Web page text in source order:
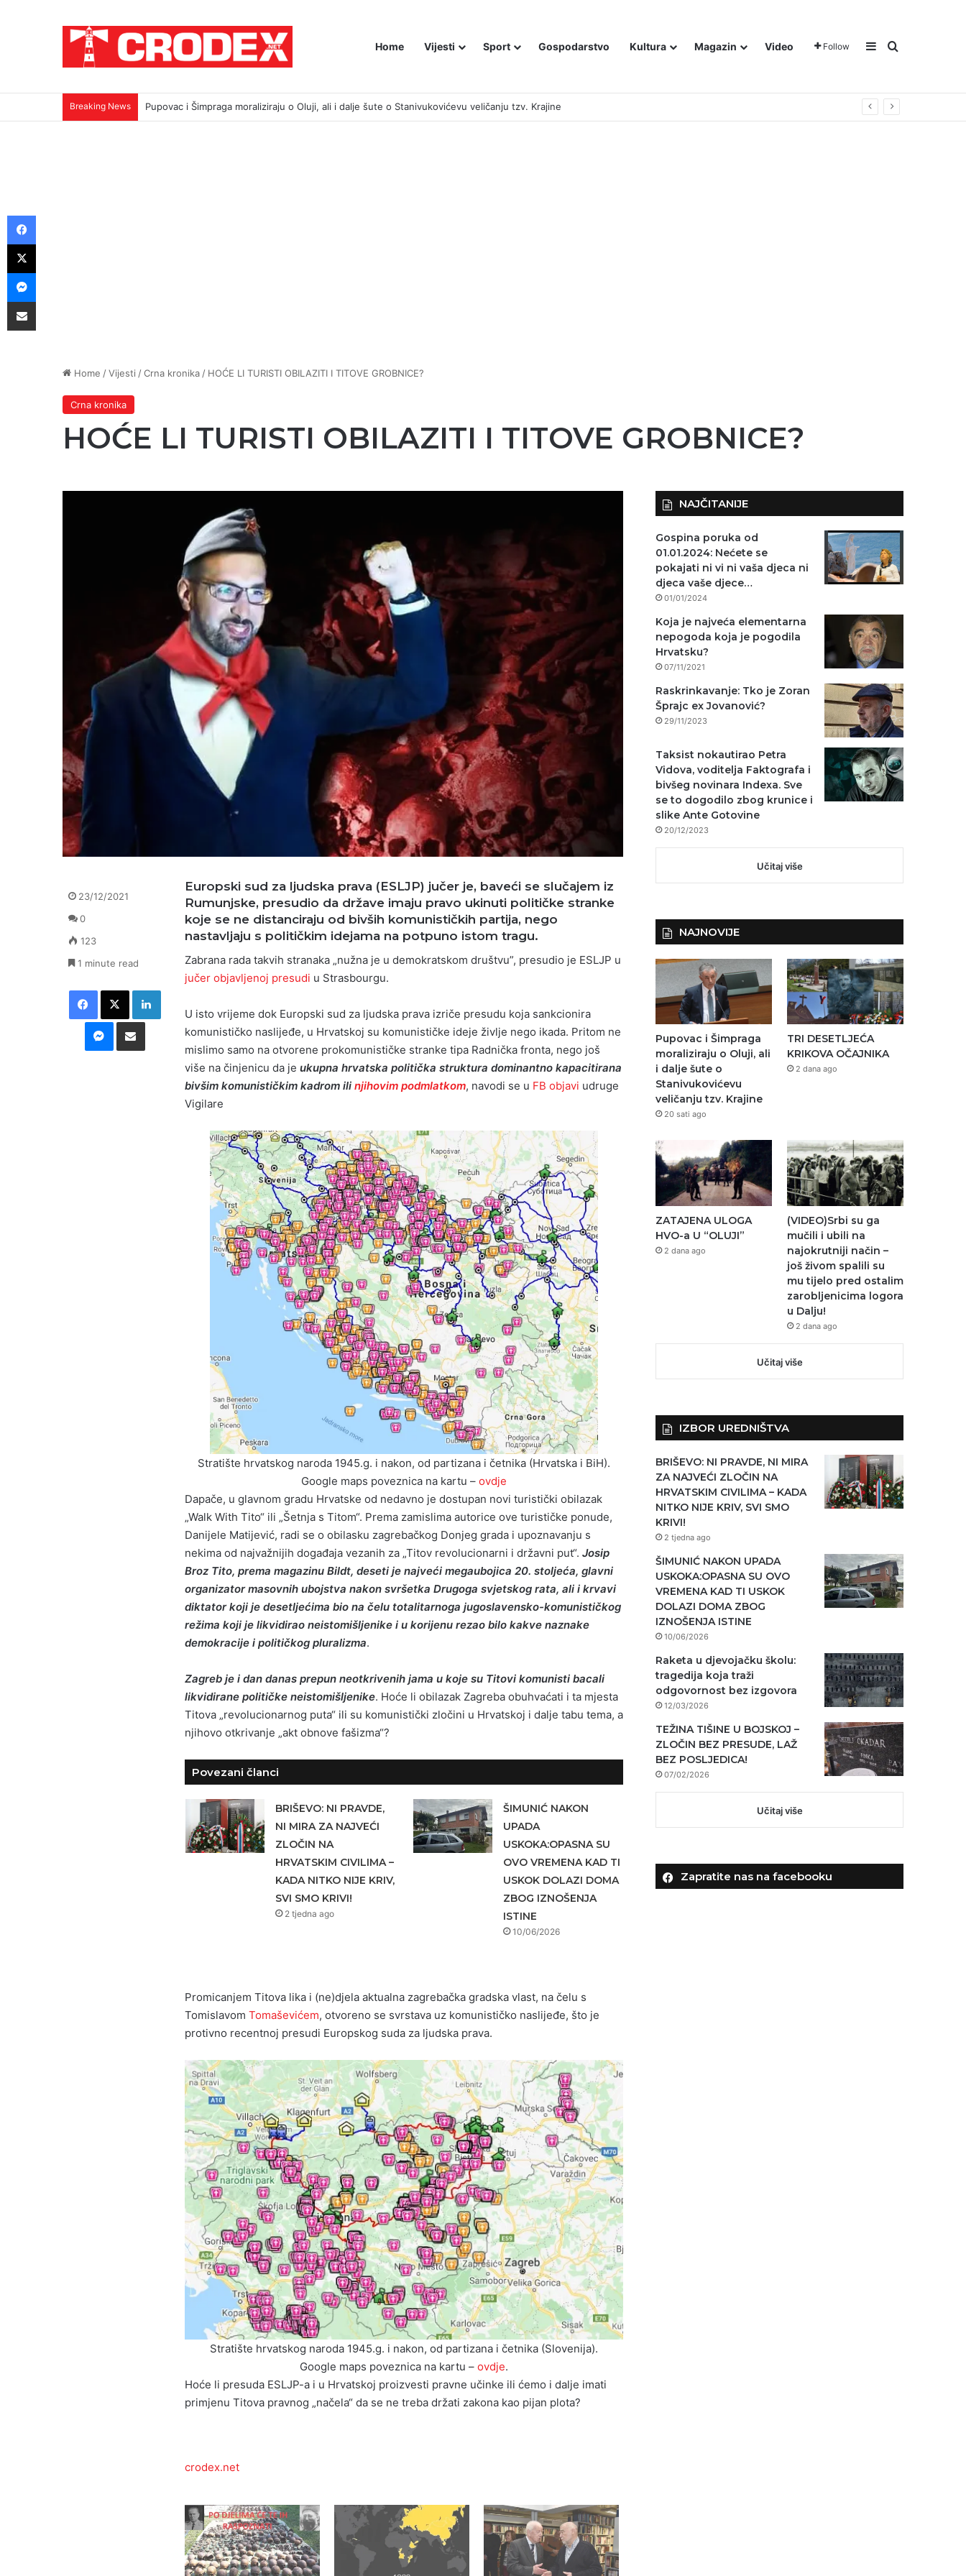
Home Vijesti Sport Gospodarstvo Kultura Magazin Video Follow Sidebar
Traži
Breaking News TRI DESETLJEĆA KRIKOVA OČAJNIKA
Home /Vijesti /Crna kronika / HOĆE LI TURISTI OBILAZITI I TITOVE GROBNICE?
Crna kronika
HOĆE LI TURISTI OBILAZITI I TITOVE GROBNICE?
Europski sud za ljudska prava (ESLJP) jučer je, baveći se slučajem iz
Rumunjske, presudio da države imaju pravo ukinuti političke stranke
koje se ne distanciraju od bivših komunističkih partija, nego
nastavljaju s političkim idejama na potpuno istom tragu.
Zabrana rada takvih stranaka „nužna je u demokratskom društvu”, presudio je ESLJP u
jučer objavljenoj presudi u Strasbourgu.
U isto vrijeme dok Europski sud za ljudska prava izriče presudu koja sankcionira
komunističko naslijeđe, u Hrvatskoj su komunističke ideje življe nego ikada. Pritom ne
mislimo samo na otvorene prokomunističke stranke tipa Radnička fronta, nego još
više na činjenicu da je ukupna hrvatska politička struktura dominantno kapacitirana
bivšim komunističkim kadrom ili njihovim podmlatkom, navodi se u FB objavi udruge
Vigilare
Stratište hrvatskog naroda 1945.g. i nakon, od partizana i četnika (Hrvatska i BiH).
Google maps poveznica na kartu – ovdje
Dapače, u glavnom gradu Hrvatske od nedavno je dostupan novi turistički obilazak
„Walk With Tito“ ili „Šetnja s Titom“. Prema zamislima autorice ove turističke ponude,
Danijele Matijević, radi se o obilasku zagrebačkog Donjeg grada i upoznavanju s
nekima od najvažnijih događaja vezanih za „Titov revolucionarni i državni put“. Josip
Broz Tito, prema magazinu Bildt, deseti je najveći megaubojica 20. stoljeća, glavni
organizator masovnih ubojstva nakon svršetka Drugoga svjetskog rata, ali i krvavi
diktator koji je desetljećima bio na čelu totalitarnoga jugoslavensko-komunističkog
režima koji je likvidirao neistomišljenike i u korijenu rezao bilo kakve naznake
demokracije i političkog pluralizma.
Zagreb je i dan danas prepun neotkrivenih jama u koje su Titovi komunisti bacali
likvidirane političke neistomišljenike. Hoće li obilazak Zagreba obuhvaćati i ta mjesta
Titova „revolucionarnog puta“ ili su komunistički zločini u Hrvatskoj i dalje tabu tema, a
njihovo otkrivanje „akt obnove fašizma“?
Povezani članci
BRIŠEVO: NI PRAVDE,
NI MIRA ZA NAJVEĆI
ZLOČIN NA
HRVATSKIM CIVILIMA –
KADA NITKO NIJE KRIV,
SVI SMO KRIVI!
2 tjedna ago
ŠIMUNIĆ NAKON
UPADA
USKOKA:OPASNA SU
OVO VREMENA KAD TI
USKOK DOLAZI DOMA
ZBOG IZNOŠENJA
ISTINE
10/06/2026
Promicanjem Titova lika i (ne)djela aktualna zagrebačka gradska vlast, na čelu s
Tomislavom Tomaševićem, otvoreno se svrstava uz komunističko naslijeđe, što je
protivno recentnoj presudi Europskog suda za ljudska prava.
Stratište hrvatskog naroda 1945.g. i nakon, od partizana i četnika (Slovenija).
Google maps poveznica na kartu – ovdje.
Hoće li presuda ESLJP-a i u Hrvatskoj proizvesti pravne učinke ili ćemo i dalje imati
primjenu Titova pravnog „načela“ da se ne treba držati zakona kao pijan plota?
crodex.net
23/12/2021
0
123
1 minute read
Facebook
X LinkedIn
Messenger
Podijeli putem E-maila
NAJČITANIJE
Gospina poruka od
01.01.2024: Nećete se
pokajati ni vi ni vaša djeca ni
djeca vaše djece…
01/01/2024
Koja je najveća elementarna
nepogoda koja je pogodila
Hrvatsku?
07/11/2021
Raskrinkavanje: Tko je Zoran
Šprajc ex Jovanović?
29/11/2023
Taksist nokautirao Petra
Vidova, voditelja Faktografa i
bivšeg novinara Indexa. Sve
se to dogodilo zbog krunice i
slike Ante Gotovine
20/12/2023
Učitaj više
NAJNOVIJE
Pupovac i Šimpraga
moraliziraju o Oluji, ali
i dalje šute o
Stanivukovićevu
veličanju tzv. Krajine
20 sati ago
TRI DESETLJEĆA
KRIKOVA OČAJNIKA
2 dana ago
ZATAJENA ULOGA
HVO-a U “OLUJI”
2 dana ago
(VIDEO)Srbi su ga
mučili i ubili na
najokrutniji način –
još živom spalili su
mu tijelo pred ostalim
zarobljenicima logora
u Dalju!
2 dana ago
Učitaj više
IZBOR UREDNIŠTVA
BRIŠEVO: NI PRAVDE, NI MIRA
ZA NAJVEĆI ZLOČIN NA
HRVATSKIM CIVILIMA – KADA
NITKO NIJE KRIV, SVI SMO
KRIVI!
2 tjedna ago
ŠIMUNIĆ NAKON UPADA
USKOKA:OPASNA SU OVO
VREMENA KAD TI USKOK
DOLAZI DOMA ZBOG
IZNOŠENJA ISTINE
10/06/2026
Raketa u djevojačku školu:
tragedija koja traži
odgovornost bez izgovora
12/03/2026
TEŽINA TIŠINE U BOJSKOJ –
ZLOČIN BEZ PRESUDE, LAŽ
BEZ POSLJEDICA!
07/02/2026
Učitaj više
Zapratite nas na facebooku
Facebook
X
Messenger
Podijeli putem E-maila